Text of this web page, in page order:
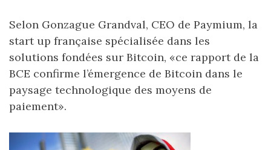
Selon Gonzague Grandval, CEO de Paymium, la
start up française spécialisée dans les
solutions fondées sur Bitcoin, «ce rapport de la
BCE confirme l’émergence de Bitcoin dans le
paysage technologique des moyens de
paiement».